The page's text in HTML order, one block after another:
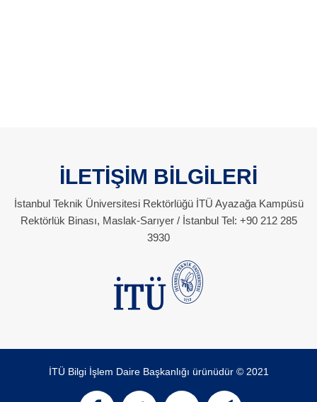
İLETİŞİM BİLGİLERİ
İstanbul Teknik Üniversitesi Rektörlüğü İTÜ Ayazağa Kampüsü
Rektörlük Binası, Maslak-Sarıyer / İstanbul Tel: +90 212 285
3930
İTÜ Bilgi İşlem Daire Başkanlığı ürünüdür © 2021